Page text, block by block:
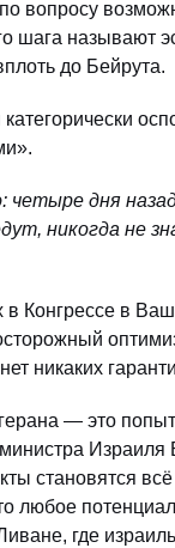
вопросу
шага называют
до Бейрута.
дня
никогда не
Конгрессе в
никаких
— это
становятся
любое
где